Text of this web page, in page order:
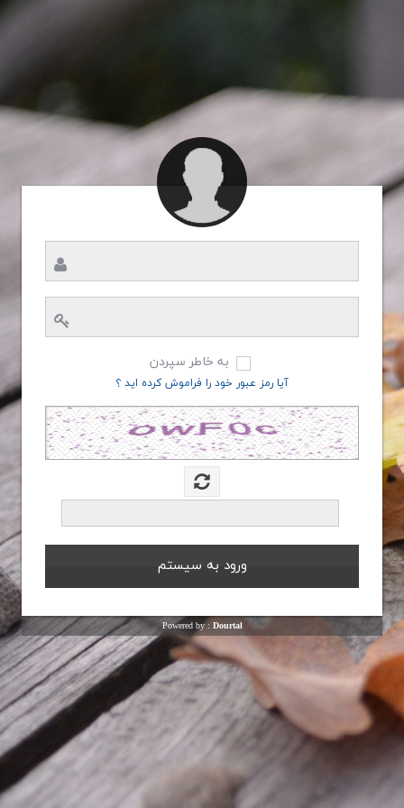
به خاطر سپردن
آیا رمز عبور خود را فراموش کرده اید ؟
Powered by : Dourtal